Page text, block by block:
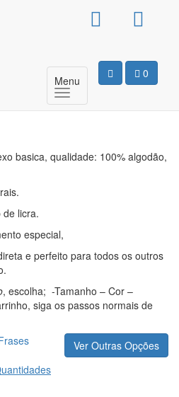
0
Menu
Unissexo –
velho Para
basica, qualidade: 100% algodão,
licra.
especial,
e perfeito para todos os outros
, escolha; -Tamanho – Cor –
siga os passos normais de
Ver Outras Opções